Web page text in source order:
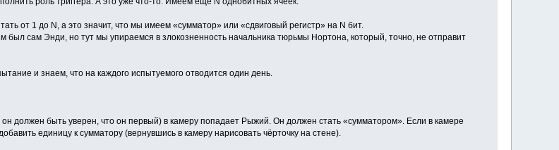
от 1 до N, а это значит, что мы имеем «сумматор» или «сдвиговый регистр» на N бит.
сам Энди, но тут мы упираемся в злокозненность начальника тюрьмы Нортона, который, точно, не отправит
и знаем, что на каждого испытуемого отводится один день.
должен быть уверен, что он первый) в камеру попадает Рыжий. Он должен стать «сумматором». Если в камере
единицу к сумматору (вернувшись в камеру нарисовать чёрточку на стене).